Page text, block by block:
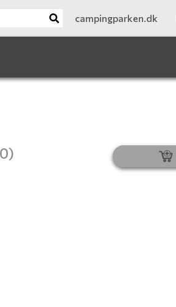
campingparken.dk